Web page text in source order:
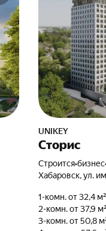
UNIKEY
Сторис
Строится•бизнес
Хабаровск, ул.
1-комн. от 32,4 м²
2-комн. от 37,9 м²
3-комн. от 50,8